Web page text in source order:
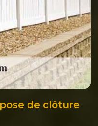
de clôture